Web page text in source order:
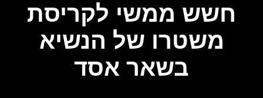
חשש ממשי לקריסת
משטרו של הנשיא
בשאר אסד